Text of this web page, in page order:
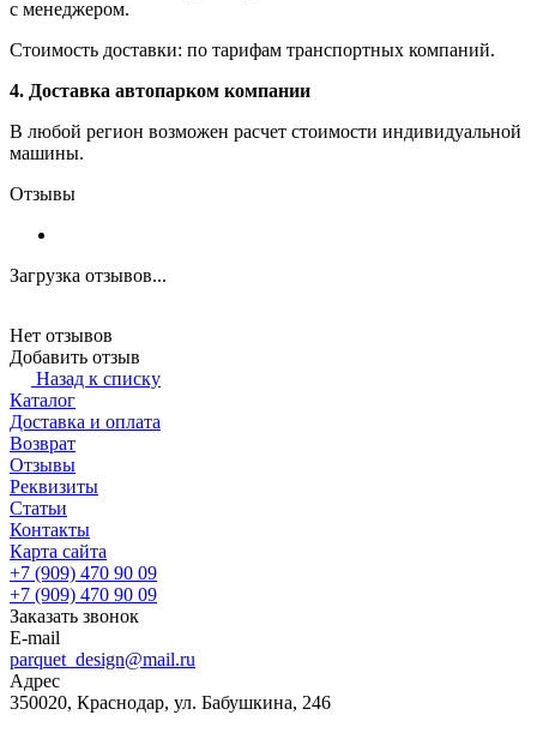
с менеджером.
Стоимость доставки: по тарифам транспортных компаний.
4. Доставка автопарком компании
В любой регион возможен расчет стоимости индивидуальной
машины.
Отзывы
Загрузка отзывов...
Нет отзывов
Добавить отзыв
Назад к списку
Каталог
Доставка и оплата
Возврат
Отзывы
Реквизиты
Статьи
Контакты
Карта сайта
+7 (909) 470 90 09
+7 (909) 470 90 09
Заказать звонок
E-mail
parquet_design@mail.ru
Адрес
350020, Краснодар, ул. Бабушкина, 246